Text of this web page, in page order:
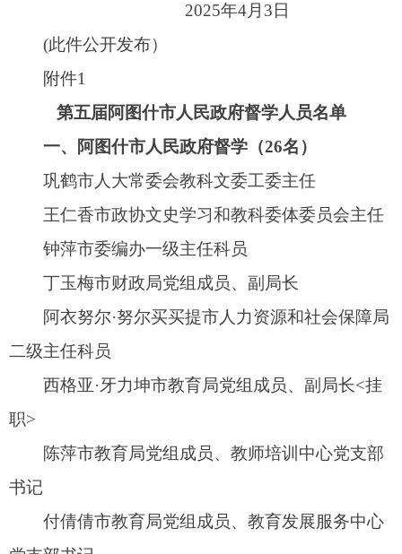
西格亚·牙力坤市教育局党组成员、副局长<挂
陈萍市教育局党组成员、教师培训中心党支部
付倩倩市教育局党组成员、教育发展服务中心
党支部书记
金龙市教育发展服务中心主任
阿斯力白克·玛买塔力市教师培训中心主任
张会娜市教育局语委会办公室主任
伊木然·亚力坤市教育局办公室（二）室主任
晏芳玉市教育局办公室（一）室主任
张倩市教育局组织人事室主任
黄意超市教育局思想政治工作室（一）室主任
吕品市教育局教育教学研究中心主任
范林丽市教育发展服务中心（项目办）副主任
郭江市教育发展服务中心（校安办）主任